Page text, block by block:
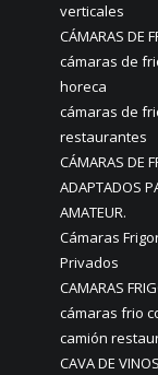
verticales
CÁMARAS DE
cámaras de
horeca
cámaras de
restaurantes
CÁMARAS DE
ADAPTADOS
AMATEUR.
Cámaras
Privados
CAMARAS
cámaras frio
camión
CAVA DE